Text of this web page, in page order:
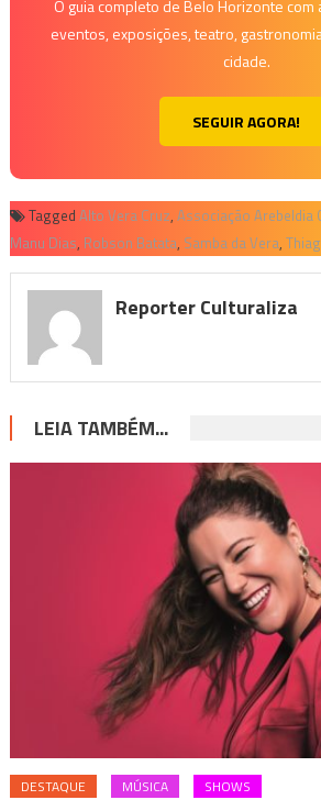
O guia completo de Belo Horizonte
eventos, exposições, teatro,
cidade.
SEGUIR AGORA!
Tagged Alto Vera Cruz, Associação Arebeldia
Manu Dias, Robson Batata, Samba da Vera,
Reporter Culturaliza
LEIA TAMBÉM...
DESTAQUE MÚSICA SHOWS